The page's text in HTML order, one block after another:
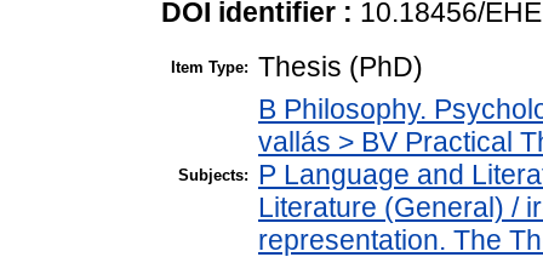
DOI identifier : 10.18456/
Item Type: Thesis (PhD)
Subjects:
B Philosophy.
vallás > BV Practical
P Language and
Literature (General) /
representation. The